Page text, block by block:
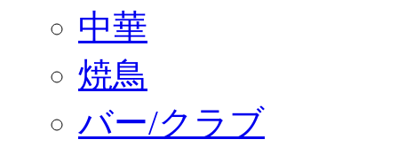
中華
焼鳥
バー/クラブ